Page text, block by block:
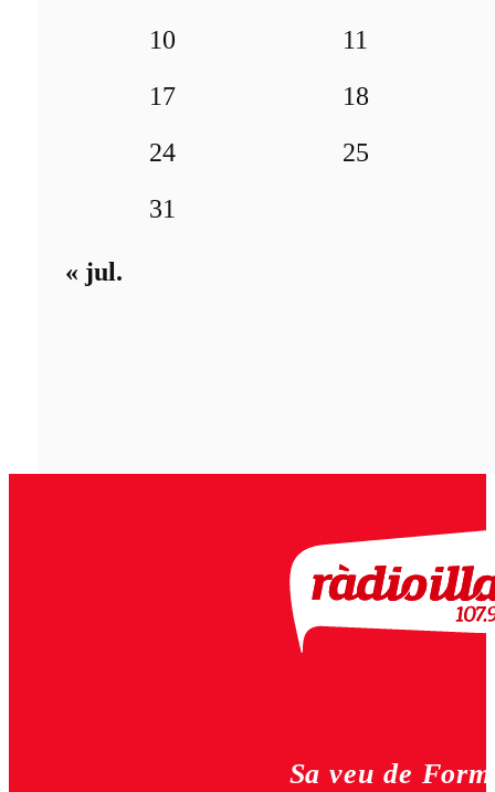
10
11
17
18
24
25
31
« jul.
Sa veu de